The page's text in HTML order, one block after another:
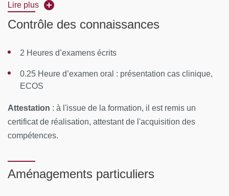
Rythme: 3 jours par mois pendant 4 mois.
du 12 au 14 octobre à la faculté de médecine de
du 13 au 15 janvier aux Cordeliers
du 8 au 10 mars aux Cordeliers
Examen écrit fin mai 2027.
Paris - Faculté de Médecine des Cordeliers rue de l’École
Lire plus
Contrôle des connaissances
2 Heures d’examens écrits
0.25 Heure d’examen oral : présentation cas clinique,
ECOS
Attestation : à l'issue de la formation, il est remis un
certificat de réalisation, attestant de l'acquisition des
compétences.
Aménagements particuliers